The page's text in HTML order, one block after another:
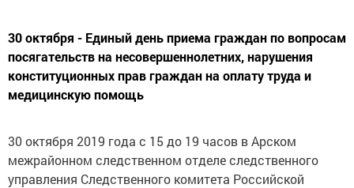
30 октября - Единый день приема граждан по вопросам
посягательств на несовершеннолетних, нарушения
конституционных прав граждан на оплату труда и
медицинскую помощь
30 октября 2019 года с 15 до 19 часов в Арском
межрайонном следственном отделе следственного
управления Следственного комитета Российской